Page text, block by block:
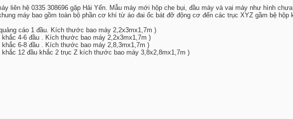
liên hệ 0335 308696 gặp Hải Yến. Mẫu máy mới hộp che bụi, đầu máy và vai máy như hình
máy bao gồm toàn bộ phần cơ khí từ áo đai ốc bát đỡ động cơ đến các trục XYZ gầm bệ hộp
cáo 1 đầu. Kích thước bao máy 2,2x3mx1,7m )
khắc 4-6 đầu . Kích thước bao máy 2,2x3mx1,7m )
khắc 6-8 đầu . Kích thước bao máy 2,8,3mx1,7m )
khắc 12 đầu khắc 2 trục Z kích thước bao máy 3,8x2,8mx1,7m )